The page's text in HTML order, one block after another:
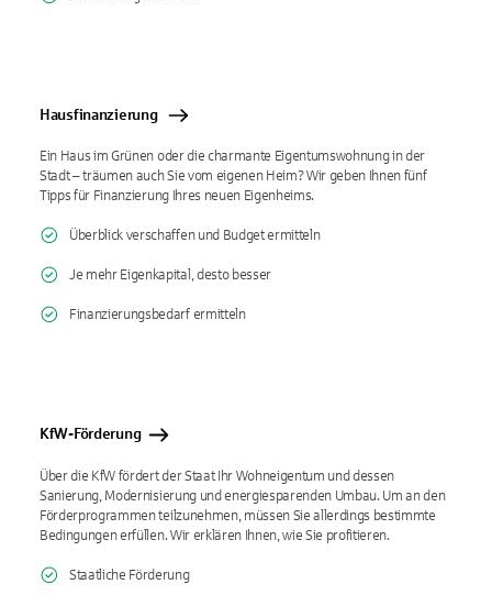
Hausfinanzierung
Ein Haus im Grünen oder die charmante Eigentumswohnung in der
Stadt – träumen auch Sie vom eigenen Heim? Wir geben Ihnen fünf
Tipps für Finanzierung Ihres neuen Eigenheims.
Überblick verschaffen und Budget ermitteln
Je mehr Eigenkapital, desto besser
Finanzierungsbedarf ermitteln
KfW-Förderung
Über die KfW fördert der Staat Ihr Wohneigentum und dessen
Sanierung, Modernisierung und energiesparenden Umbau. Um an den
Förderprogrammen teilzunehmen, müssen Sie allerdings bestimmte
Bedingungen erfüllen. Wir erklären Ihnen, wie Sie profitieren.
Staatliche Förderung